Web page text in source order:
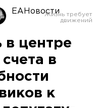
ЕАНовости
центре
в
к